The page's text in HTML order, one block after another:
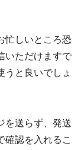
忙しいところ恐
いただけますで
うと良いでしょ
を送らず、発送
確認を入れるこ